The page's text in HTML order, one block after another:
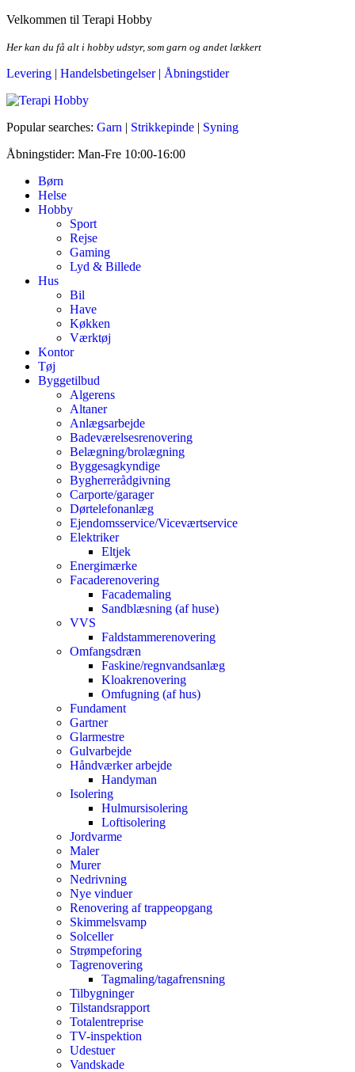
Skip
the
Velkommen til Terapi Hobby
Her kan du få alt i hobby udstyr, som garn og andet lækkert
Levering | Handelsbetingelser| Åbningstider
Terapi Hobby
Popular searches: Garn | Strikkepinde | Syning
Åbningstider: Man-Fre 10:00-16:00
Børn
Helse
Hobby
Sport
Rejse
Gaming
Lyd & Billede
Hus
Bil
Have
Køkken
Værktøj
Kontor
Tøj
Byggetilbud
Algerens
Altaner
Anlægsarbejde
Badeværelsesrenovering
Belægning/brolægning
Byggesagkyndige
Bygherrerådgivning
Carporte/garager
Dørtelefonanlæg
Ejendomsservice/Viceværtservice
Elektriker
Eltjek
Energimærke
Facaderenovering
Facademaling
Sandblæsning (af huse)
VVS
Faldstammerenovering
Omfangsdræn
Faskine/regnvandsanlæg
Kloakrenovering
Omfugning (af hus)
Fundament
Gartner
Glarmestre
Gulvarbejde
Håndværker arbejde
Handyman
Isolering
Hulmursisolering
Loftisolering
Jordvarme
Maler
Murer
Nedrivning
Nye vinduer
Renovering af trappeopgang
Skimmelsvamp
Solceller
Strømpeforing
Tagrenovering
Tagmaling/tagafrensning
Tilbygninger
Tilstandsrapport
Totalentreprise
TV-inspektion
Udestuer
Vandskade